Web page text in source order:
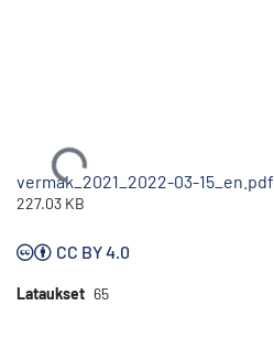
Ladataan...
vermak_2021_2022-03-15_en.pdf
227.03 KB
CC BY 4.0
Lataukset 65